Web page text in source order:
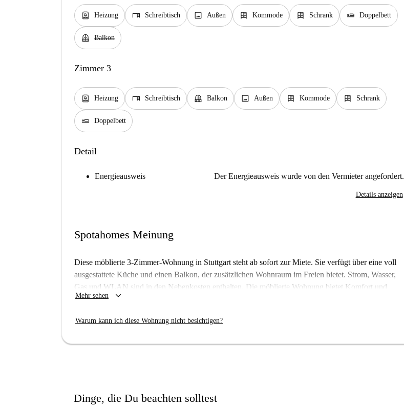
water_heater Heizung desk Schreibtisch image Außen dresser Kommode dresser Schrank airline_seat_flat Doppelbett
balcony Balkon
Zimmer 3
water_heater Heizung desk Schreibtisch balcony Balkon image Außen dresser Kommode dresser Schrank
airline_seat_flat Doppelbett
Detail
Energieausweis Der Energieausweis wurde von den Vermieter angefordert.
Details anzeigen
Spotahomes Meinung
Diese möblierte 3-Zimmer-Wohnung in Stuttgart steht ab sofort zur Miete. Sie verfügt über eine voll
ausgestattete Küche und einen Balkon, der zusätzlichen Wohnraum im Freien bietet. Strom, Wasser,
Gas und WLAN sind in den Nebenkosten enthalten. Die möblierte Wohnung bietet Komfort und
praktische Annehmlichkeiten für ein angenehmes Wohnen. Obwohl die Wohnung nicht persönlich
Prüfverfahren, um Zuverlässigkeit zu gewährleisten.
Die Wohnung befindet sich in Stuttgart in der Nähe verschiedener Sehenswürdigkeiten. Das
und Berufstätige.
Mehr sehen keyboard_arrow_down
Warum kann ich diese Wohnung nicht besichtigen?
Dinge, die Du beachten solltest